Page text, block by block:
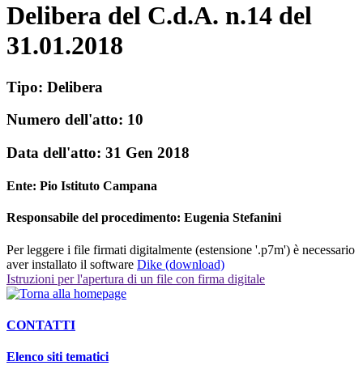
Delibera del C.d.A. n.14 del
31.01.2018
Tipo: Delibera
Numero dell'atto: 10
Data dell'atto: 31 Gen 2018
Ente: Pio Istituto Campana
Responsabile del procedimento: Eugenia Stefanini
Per leggere i file firmati digitalmente (estensione '.p7m') è necessario
aver installato il software Dike (download)
Istruzioni per l'apertura di un file con firma digitale
CONTATTI
Elenco siti tematici